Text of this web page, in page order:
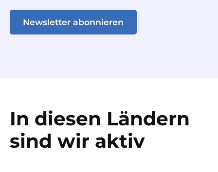
Newsletter abonnieren
In diesen Ländern
sind wir aktiv